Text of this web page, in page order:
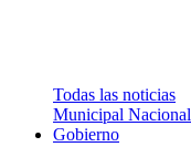
Todas las noticias
Municipal Nacional
Gobierno